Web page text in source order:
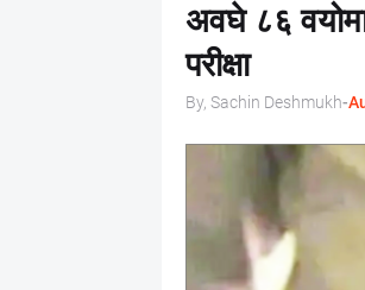
अवघे ८६
परीक्षा
By, Sachin Deshmukh-